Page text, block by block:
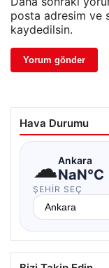
posta adresim ve
kaydedilsin.
Hava Durumu
☁Ankara
NaN°C
ŞEHIR SEÇ